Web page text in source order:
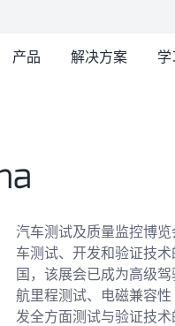
产品 解决方案 学
汽车测试及质量监控博
车测试、开发和验证技
国，该展会已成为高级
航里程测试、电磁兼容
发全方面测试与验证技术